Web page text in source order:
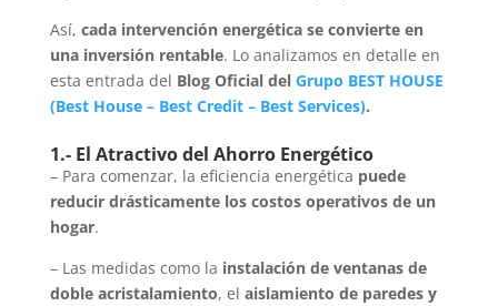
Así, cada intervención energética se convierte en
una inversión rentable. Lo analizamos en detalle en
esta entrada del Blog Oficial del Grupo BEST HOUSE
(Best House– Best Credit– Best Services).
1.- El Atractivo del Ahorro Energético
– Para comenzar, la eficiencia energética puede
reducir drásticamente los costos operativos de un
hogar.
– Las medidas como la instalación de ventanas de
doble acristalamiento, el aislamiento de paredes y